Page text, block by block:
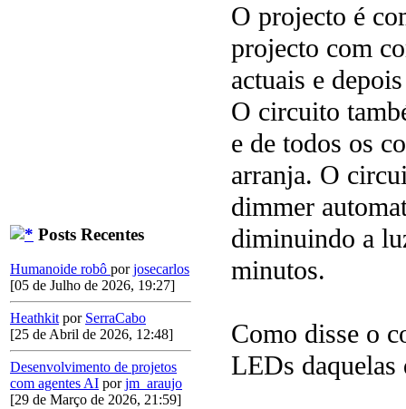
Posts Recentes
Humanoide robô porjosecarlos
[05 de Julho de 2026, 19:27]
Heathkit por SerraCabo
[25 de Abril de 2026, 12:48]
Desenvolvimento de projetos
com agentes AI porjm_araujo
[29 de Março de 2026, 21:59]
O projecto é
projecto com
actuais e
O circuito
e de todos os
arranja. O
dimmer
diminuindo a
minutos.
Como disse o
LEDs